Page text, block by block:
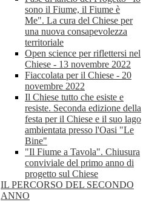
sono il Fiume, il Fiume è
Me". La cura del Chiese per
una nuova consapevolezza
territoriale
Open science per riflettersi nel
Chiese - 13 novembre 2022
Fiaccolata per il Chiese - 20
novembre 2022
Il Chiese tutto che esiste e
resiste. Seconda edizione della
festa per il Chiese e il suo lago
ambientata presso l'Oasi "Le
Bine"
"Il Fiume a Tavola". Chiusura
conviviale del primo anno di
progetto sul Chiese
IL PERCORSO DEL SECONDO
ANNO